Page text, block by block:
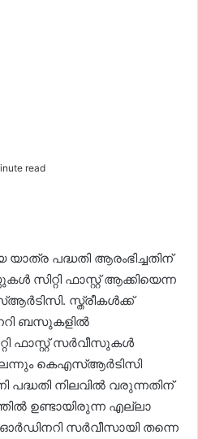
read
പദ്ധതി ആരംഭിച്ചതിന്
സിറ്റി ഫാസ്റ്റ് ആക്കിയെന്ന
സ്ത്രീകള്‍ക്ക്
ബസുകളില്‍
ഫാസ്റ്റ് സര്‍വീസുകള്‍
കെഎസ്ആര്‍ടിസി
പദ്ധതി നിലവിൽ വരുന്നതിന്
ഉണ്ടായിരുന്ന എല്ലാ
സർവീസായി തന്നെ